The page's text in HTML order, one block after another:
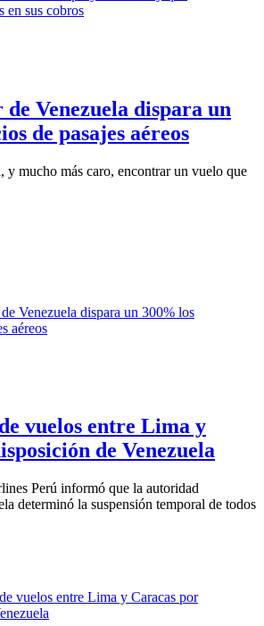
Venezuela dispara un
de pasajes aéreos
y mucho más caro, encontrar un vuelo que
vuelos entre Lima y
de Venezuela
Perú informó que la autoridad
determinó la suspensión temporal de todos